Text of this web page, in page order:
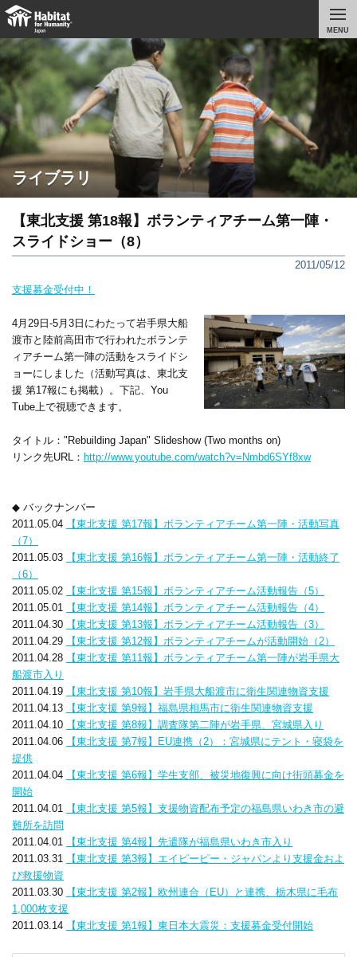
MENU
ライブラリ
【東北支援 第18報】ボランティアチーム第一陣・
スライドショー（8）
2011/05/12
支援募金受付中！
4月29日-5月3日にわたって岩手県大船
渡市と陸前高田市で行われたボランテ
ィアチーム第一陣の活動をスライドシ
ョーにしました（活動写真は、東北支
援 第17報にも掲載）。下記、You
Tube上で視聴できます。
タイトル："Rebuilding Japan" Slideshow (Two months on)
リンク先URL： http://www.youtube.com/watch?v=Nmbd6SYf8xw
◆ バックナンバー
2011.05.04
【東北支援 第17報】ボランティアチーム第一陣・活動写真
（7）
2011.05.03
【東北支援 第16報】ボランティアチーム第一陣・活動終了
（6）
2011.05.02
【東北支援 第15報】ボランティアチーム活動報告（5）
2011.05.01
【東北支援 第14報】ボランティアチーム活動報告（4）
2011.04.30
【東北支援 第13報】ボランティアチーム活動報告（3）
2011.04.29
【東北支援 第12報】ボランティアチームが活動開始（2）
2011.04.28
【東北支援 第11報】ボランティアチーム第一陣が岩手県大
船渡市入り
2011.04.19
【東北支援 第10報】岩手県大船渡市に衛生関連物資支援
2011.04.13
【東北支援 第9報】福島県相馬市に衛生関連物資支援
2011.04.10
【東北支援 第8報】調査隊第二陣が岩手県、宮城県入り
2011.04.06
【東北支援 第7報】EU連携（2）：宮城県にテント・寝袋を
提供
2011.04.04
【東北支援 第6報】学生支部、被災地復興に向け街頭募金を
開始
2011.04.01
【東北支援 第5報】支援物資配布予定の福島県いわき市の避
難所を訪問
2011.04.01
【東北支援 第4報】先遣隊が福島県いわき市入り
2011.03.31
【東北支援 第3報】エイピーピー・ジャパンより支援金およ
び救援物資
2011.03.30
【東北支援 第2報】欧州連合（EU）と連携、栃木県に毛布
1,000枚支援
2011.03.14
【東北支援 第1報】東日本大震災：支援募金受付開始